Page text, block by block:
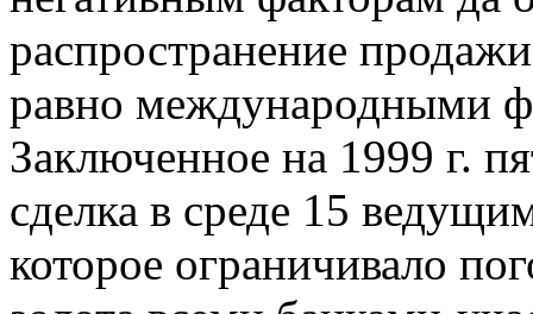
распространение
равно международными
Заключенное на 1999 г.
сделка в среде 15
которое ограничивало